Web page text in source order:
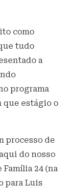
como
tudo
a
programa
que estágio o
processo de
do nosso
Família 24 (na
para Luis